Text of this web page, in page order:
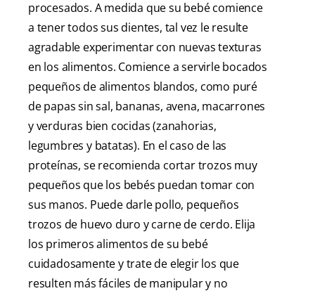
procesados. A medida que su bebé comience
a tener todos sus dientes, tal vez le resulte
agradable experimentar con nuevas texturas
en los alimentos. Comience a servirle bocados
pequeños de alimentos blandos, como puré
de papas sin sal, bananas, avena, macarrones
y verduras bien cocidas (zanahorias,
legumbres y batatas). En el caso de las
proteínas, se recomienda cortar trozos muy
pequeños que los bebés puedan tomar con
sus manos. Puede darle pollo, pequeños
trozos de huevo duro y carne de cerdo. Elija
los primeros alimentos de su bebé
cuidadosamente y trate de elegir los que
resulten más fáciles de manipular y no